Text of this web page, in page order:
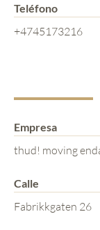
Teléfono
+4745173216
Empresa
thud! moving
Calle
Fabrikkgaten 26